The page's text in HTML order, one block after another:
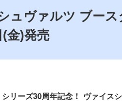
ュヴァルツ ブー
金)発売
シリーズ30周年記念！ ヴァイ